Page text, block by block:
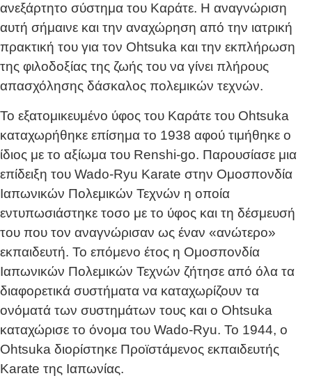
ανεξάρτητο σύστημα του Καράτε. Η αναγνώριση
αυτή σήμαινε και την αναχώρηση από την ιατρική
πρακτική του για τον Ohtsuka και την εκπλήρωση
της φιλοδοξίας της ζωής του να γίνει πλήρους
απασχόλησης δάσκαλος πολεμικών τεχνών.
Το εξατομικευμένο ύφος του Καράτε του Ohtsuka
καταχωρήθηκε επίσημα το 1938 αφού τιμήθηκε ο
ίδιος με το αξίωμα του Renshi-go. Παρουσίασε μια
επίδειξη του Wado-Ryu Karate στην Ομοσπονδία
Ιαπωνικών Πολεμικών Τεχνών η οποία
εντυπωσιάστηκε τοσο με το ύφος και τη δέσμευσή
του που τον αναγνώρισαν ως έναν «ανώτερο»
εκπαιδευτή. Το επόμενο έτος η Ομοσπονδία
Ιαπωνικών Πολεμικών Τεχνών ζήτησε από όλα τα
διαφορετικά συστήματα να καταχωρίζουν τα
ονόματά των συστημάτων τους και ο Ohtsuka
καταχώρισε το όνομα του Wado-Ryu. Το 1944, ο
Ohtsuka διορίστηκε Προϊστάμενος εκπαιδευτής
Karate της Ιαπωνίας.